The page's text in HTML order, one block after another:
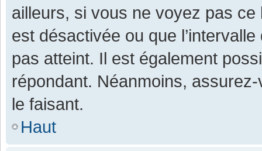
ailleurs, si vous ne voyez pas
est désactivée ou que
pas atteint. Il est également
répondant. Néanmoins,
le faisant.
Haut